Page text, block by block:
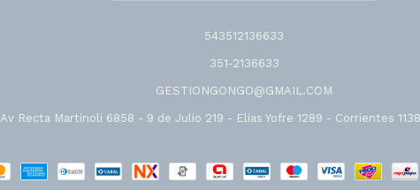
543512136633
351-2136633
GESTIONGONGO@GMAIL.COM
Av Recta Martinoli 6858 - 9 de Julio 219 - Elias Yofre 1289 - Corrientes